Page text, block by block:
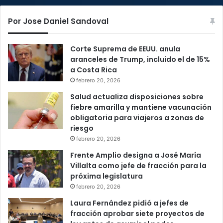
Por Jose Daniel Sandoval
Corte Suprema de EEUU. anula
aranceles de Trump, incluido el de 15%
a Costa Rica
febrero 20, 2026
Salud actualiza disposiciones sobre
fiebre amarilla y mantiene vacunación
obligatoria para viajeros a zonas de
riesgo
febrero 20, 2026
Frente Amplio designa a José María
Villalta como jefe de fracción para la
próxima legislatura
febrero 20, 2026
Laura Fernández pidió a jefes de
fracción aprobar siete proyectos de